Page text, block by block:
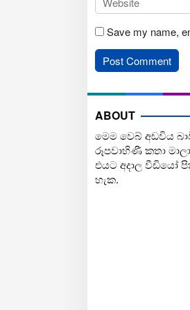
Save my name,
ABOUT
මෙම වෙබ් අඩවිය
රූපවාහිණී කතා
එයට අදාල වීඩියෝ
හැක.